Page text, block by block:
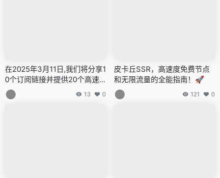
在2025年3月11日,我们将分享1
0个订阅链接并提供20个高速
节点,全力打造免费的网络穿越
门户,v2ray,clash机场,科学上
13 0
皮卡丘SSR，高速度免费节点
和无限流量的全能指南！🚀
121 0